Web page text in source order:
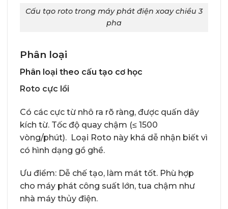
Cấu tạo roto trong máy phát điện xoay chiều 3
pha
Phân loại
Phân loại theo cấu tạo cơ học
Roto cực lồi
Có các cực từ nhô ra rõ ràng, được quấn dây
kích từ. Tốc độ quay chậm (≤ 1500
vòng/phút). Loại Roto này khá dễ nhận biết vì
có hình dạng gồ ghề.
Ưu điểm: Dễ chế tạo, làm mát tốt. Phù hợp
cho máy phát công suất lớn, tua chậm như
nhà máy thủy điện.